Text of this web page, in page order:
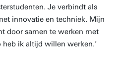
Je verbindt als
innovatie en techniek. Mijn
door samen te werken met
ik altijd willen werken.’